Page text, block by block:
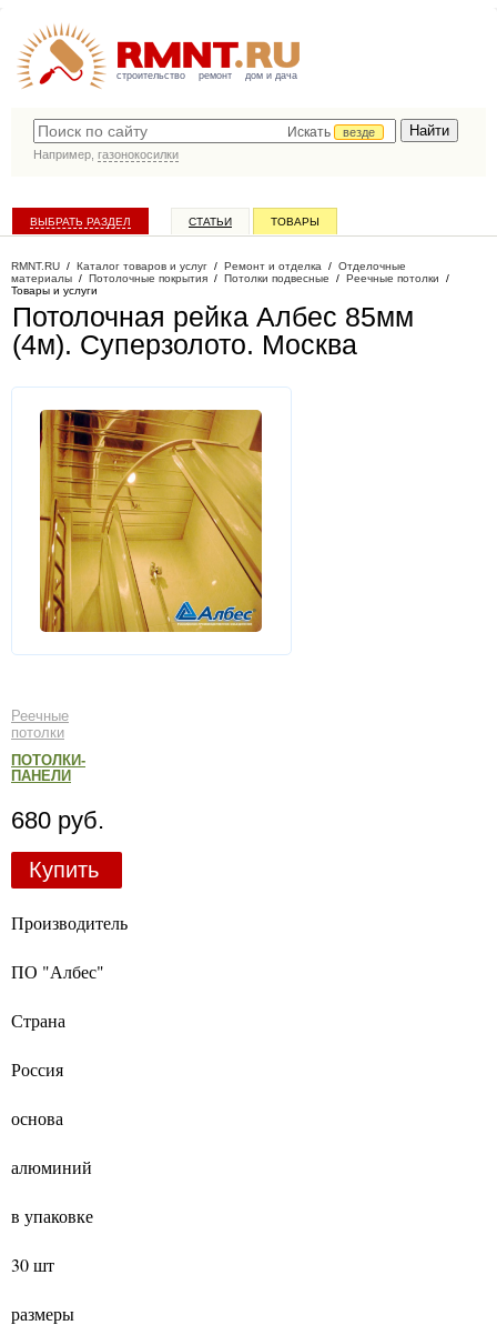
строительство ремонт дом и дача
Искать
везде
Например, газонокосилки
ВЫБРАТЬ РАЗДЕЛ СТАТЬИ ТОВАРЫ
RMNT.RU / Каталог товаров и услуг / Ремонт и отделка / Отделочные
материалы / Потолочные покрытия / Потолки подвесные / Реечные потолки /
Товары и услуги
Потолочная рейка Албес 85мм
(4м). Суперзолото. Москва
Реечные
потолки
ПОТОЛКИ-
ПАНЕЛИ
680 руб.
Купить
Производитель
ПО "Албес"
Страна
Россия
основа
алюминий
в упаковке
30 шт
размеры